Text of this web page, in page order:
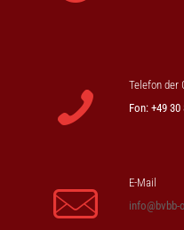
Telefon der
Fon: +49 30
E-Mail
info@bvbb-